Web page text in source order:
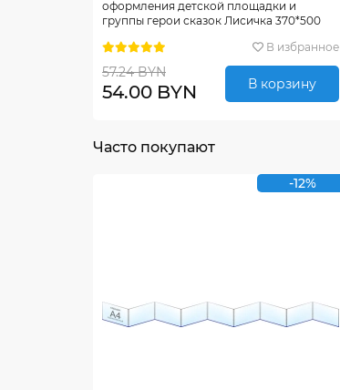
оформления детской площадки и
группы герои сказок Лисичка 370*500
В избранное
57.24 BYN
54.00 BYN В корзину
Часто покупают
-12%